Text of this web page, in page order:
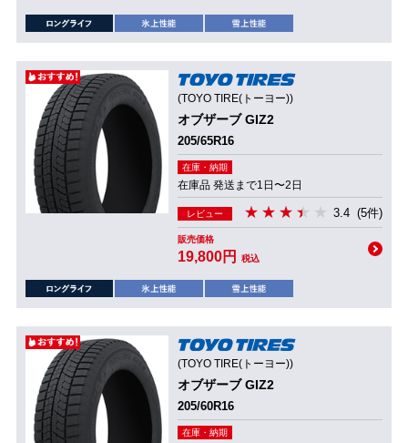
(TOYO TIRE(トーヨー))
オブザーブ GIZ2
205/65R16
在庫・納期
在庫品 発送まで1日〜2日
レビュー 3.4 (5件)
販売価格
19,800円 税込
(TOYO TIRE(トーヨー))
オブザーブ GIZ2
205/60R16
在庫・納期